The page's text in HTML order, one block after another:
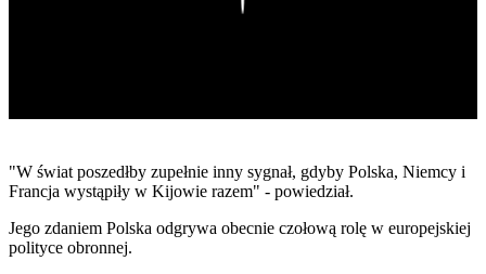
"W świat poszedłby zupełnie inny sygnał, gdyby Polska, Niemcy i
Francja wystąpiły w Kijowie razem" - powiedział.
Jego zdaniem Polska odgrywa obecnie czołową rolę w europejskiej
polityce obronnej.